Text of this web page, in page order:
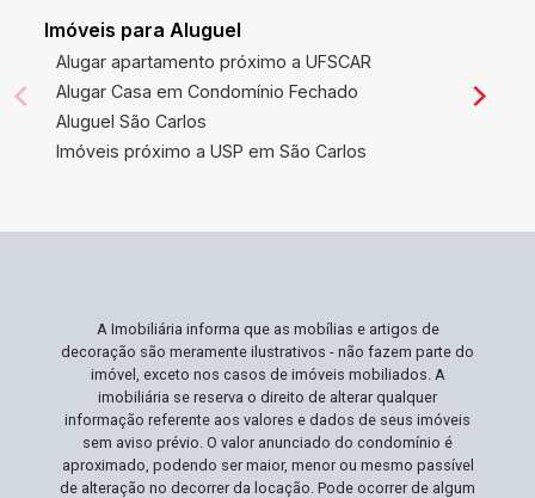
Ideal para famílias que valorizam espaço,
privacidade e segurança em seu dia a dia. Se
você procura uma casa pronta para morar, com
todos os cômodos mobiliados e um sistema de
segurança eficaz, este é o lar perfeito para
acomodar suas necessidades e estilo de vida.
limitada. Agende sua visita e experimente o
conforto e a segurança que este lar tem a
oferecer!
Imóveis para Aluguel
Alugar apartamento próximo a UFSCAR
Alugar Casa em Condomínio Fechado
Aluguel São Carlos
Imóveis próximo a USP em São Carlos
A Imobiliária informa que as mobílias e artigos de
decoração são meramente ilustrativos - não fazem parte do
imóvel, exceto nos casos de imóveis mobiliados. A
imobiliária se reserva o direito de alterar qualquer
informação referente aos valores e dados de seus imóveis
sem aviso prévio. O valor anunciado do condomínio é
aproximado, podendo ser maior, menor ou mesmo passível
de alteração no decorrer da locação. Pode ocorrer de algum